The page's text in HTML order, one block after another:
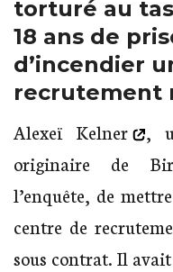
torturé au
18 ans de
d’incendier
recrutement
Alexeï Kelner
,
originaire de
l’enquête, de
centre de
sous contrat. Il